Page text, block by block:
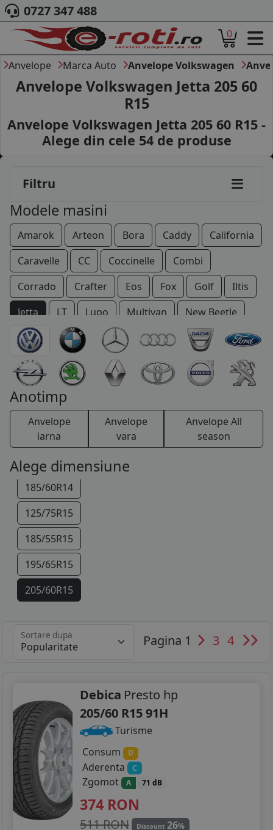
ACASA
DESPRE NOI
ANVELOPE
AUTO
CAMION
MOTO
AGROINDUSTRIALE
CAUTARE DUPA
BLOG
B2B - COLABORARE COMPANII
CONT
CONTACT
COS (0 PRODUSE
0727 347 488
0
Anvelope Marca Auto Anvelope Volkswagen
Anvelope Volkswagen Jetta 205 60
R15
Anvelope Volkswagen Jetta 205 60 R15 -
Alege din cele 54de produse
Filtru
Modele masini
Amarok Arteon Bora Caddy
California
Caravelle
CC Coccinelle
Combi
Corrado
Crafter Eos Fox Golf
Iltis
Jetta
LT Lupo Multivan
New Beetle
Passat
Passat CC Phaeton
Polo
Scirocco
Sharan Taro Tiguan
Touareg
Touran
Transporter T-Roc Up!
Vento
XL1
Anotimp
Anvelope
iarna
Anvelope
vara
Anvelope All
season
Alege dimensiune
105/70R14
185/60R14
125/75R15
185/55R15
195/65R15
205/60R15
205/50R17
Sortare dupa Pagina 1 3 4
Debica Presto hp
205/60 R15 91H
Turisme
Consum
D
Aderenta C
Zgomot A 71 dB
374 RON
511 RON Discount 26%